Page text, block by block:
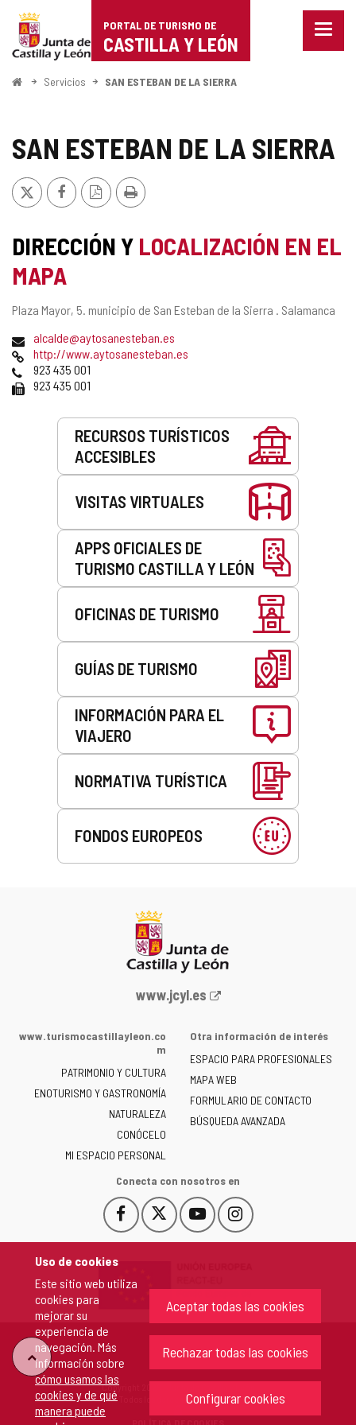
Uso de cookies
Este sitio web utiliza
cookies para
mejorar su
experiencia de
navegación. Más
información sobre
cómo usamos las
cookies y de qué
manera puede
Aceptar todas las cookies
Rechazar todas las cookies
Configurar cookies
Portal
de
Turismo
Castilla
León
PORTAL DE TURISMO DE
CASTILLA Y LEÓN
Menu
InicioServicios SAN ESTEBAN DE LA SIERRA
SAN ESTEBAN DE LA SIERRA
X FacebookVersión
PDF
Imprimir
DIRECCIÓN Y LOCALIZACIÓN EN EL
MAPA
Dirección
Plaza Mayor, 5. municipio de San Esteban de la Sierra . Salamanca
Dirección
de
correo
electrónico
alcalde@aytosanesteban.es
Página
Web
http://www.aytosanesteban.es
Teléfonos
923 435 001
Fax 923 435 001
RECURSOS TURÍSTICOS
ACCESIBLES
VISITAS VIRTUALES
APPS OFICIALES DE
TURISMO CASTILLA Y LEÓN
OFICINAS DE TURISMO
GUÍAS DE TURISMO
INFORMACIÓN PARA EL
VIAJERO
NORMATIVA TURÍSTICA
FONDOS EUROPEOS
Portal
la
de
Castilla
y
León
-
www.jcyl.es
www.turismocastillayleon.co
m
PATRIMONIO Y CULTURA
ENOTURISMO Y GASTRONOMÍA
NATURALEZA
CONÓCELO
MI ESPACIO PERSONAL
Otra información de interés
ESPACIO PARA PROFESIONALES
MAPA WEB
FORMULARIO DE CONTACTO
BÚSQUEDA AVANZADA
Conecta con nosotros en
Facebook
Este
enlace
en
nueva.
Este
enlace
una
ventana
nueva.
YouTube
Este
enlace
una
ventana
nueva.
Instagram
Este
enlace
una
ventana
nueva.
"Volver
arriba"
Copyright 2026 - Junta de Castilla y León
Todos los derechos reservados.